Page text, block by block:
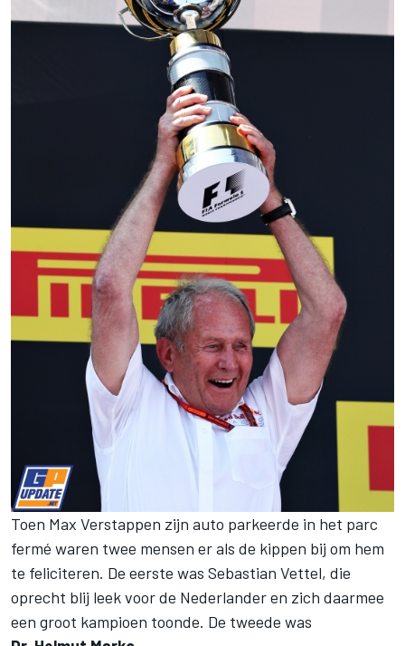
Toen Max Verstappen zijn auto parkeerde in het parc
fermé waren twee mensen er als de kippen bij om hem
te feliciteren. De eerste was Sebastian Vettel, die
oprecht blij leek voor de Nederlander en zich daarmee
een groot kampioen toonde. De tweede was